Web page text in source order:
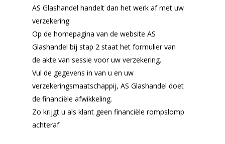
AS Glashandel handelt dan het werk af met uw
verzekering.
Op de homepagina van de website AS
Glashandel bij stap 2 staat het formulier van
de akte van sessie voor uw verzekering.
Vul de gegevens in van u en uw
verzekeringsmaatschappij, AS Glashandel doet
de financiële afwikkeling.
Zo krijgt u als klant geen financiële rompslomp
achteraf.